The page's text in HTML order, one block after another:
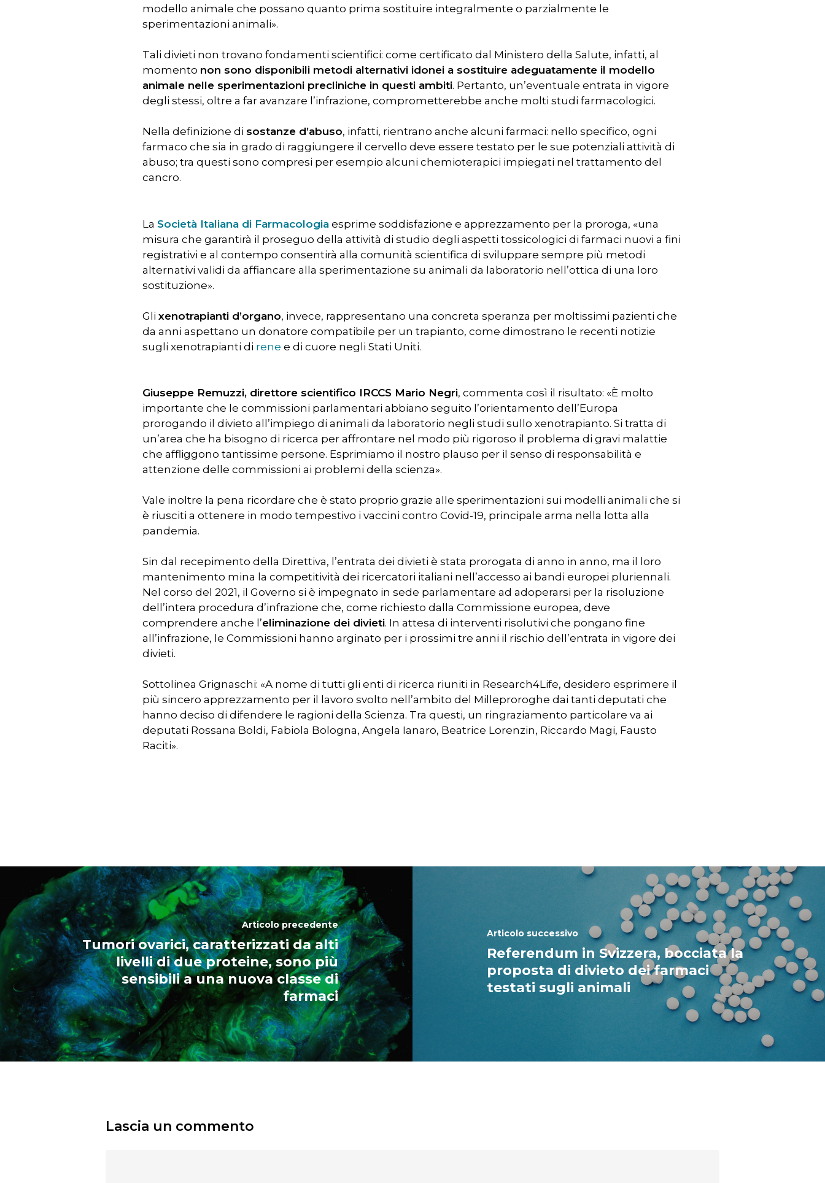
modello animale che possano quanto prima sostituire integralmente o parzialmente le
sperimentazioni animali».
Tali divieti non trovano fondamenti scientifici: come certificato dal Ministero della Salute, infatti, al
momento non sono disponibili metodi alternativi idonei a sostituire adeguatamente il modello
animale nelle sperimentazioni precliniche in questi ambiti. Pertanto, un’eventuale entrata in vigore
degli stessi, oltre a far avanzare l’infrazione, comprometterebbe anche molti studi farmacologici.
Nella definizione di sostanze d’abuso, infatti, rientrano anche alcuni farmaci: nello specifico, ogni
farmaco che sia in grado di raggiungere il cervello deve essere testato per le sue potenziali attività di
abuso; tra questi sono compresi per esempio alcuni chemioterapici impiegati nel trattamento del
cancro.
La Società Italiana di Farmacologia esprime soddisfazione e apprezzamento per la proroga, «una
misura che garantirà il proseguo della attività di studio degli aspetti tossicologici di farmaci nuovi a fini
registrativi e al contempo consentirà alla comunità scientifica di sviluppare sempre più metodi
alternativi validi da affiancare alla sperimentazione su animali da laboratorio nell’ottica di una loro
sostituzione».
Gli xenotrapianti d’organo, invece, rappresentano una concreta speranza per moltissimi pazienti che
da anni aspettano un donatore compatibile per un trapianto, come dimostrano le recenti notizie
sugli xenotrapianti di rene e di cuore negli Stati Uniti.
Giuseppe Remuzzi, direttore scientifico IRCCS Mario Negri, commenta così il risultato: «È molto
importante che le commissioni parlamentari abbiano seguito l’orientamento dell’Europa
prorogando il divieto all’impiego di animali da laboratorio negli studi sullo xenotrapianto. Si tratta di
un’area che ha bisogno di ricerca per affrontare nel modo più rigoroso il problema di gravi malattie
che affliggono tantissime persone. Esprimiamo il nostro plauso per il senso di responsabilità e
attenzione delle commissioni ai problemi della scienza».
Vale inoltre la pena ricordare che è stato proprio grazie alle sperimentazioni sui modelli animali che si
è riusciti a ottenere in modo tempestivo i vaccini contro Covid-19, principale arma nella lotta alla
pandemia.
Sin dal recepimento della Direttiva, l’entrata dei divieti è stata prorogata di anno in anno, ma il loro
mantenimento mina la competitività dei ricercatori italiani nell’accesso ai bandi europei pluriennali.
Nel corso del 2021, il Governo si è impegnato in sede parlamentare ad adoperarsi per la risoluzione
dell’intera procedura d’infrazione che, come richiesto dalla Commissione europea, deve
comprendere anche l’eliminazione dei divieti. In attesa di interventi risolutivi che pongano fine
all’infrazione, le Commissioni hanno arginato per i prossimi tre anni il rischio dell’entrata in vigore dei
divieti.
Sottolinea Grignaschi: «A nome di tutti gli enti di ricerca riuniti in Research4Life, desidero esprimere il
più sincero apprezzamento per il lavoro svolto nell’ambito del Milleproroghe dai tanti deputati che
hanno deciso di difendere le ragioni della Scienza. Tra questi, un ringraziamento particolare va ai
deputati Rossana Boldi, Fabiola Bologna, Angela Ianaro, Beatrice Lorenzin, Riccardo Magi, Fausto
Raciti».
Articolo precedente
Tumori ovarici, caratterizzati da alti
livelli di due proteine, sono più
sensibili a una nuova classe di
farmaci
Articolo successivo
Referendum in Svizzera, bocciata la
proposta di divieto dei farmaci
testati sugli animali
Lascia un commento